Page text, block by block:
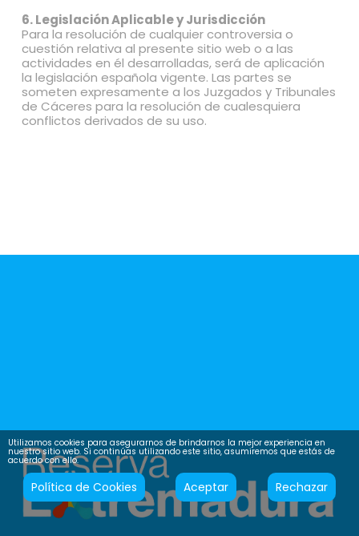
6. Legislación Aplicable y Jurisdicción
Para la resolución de cualquier controversia o
cuestión relativa al presente sitio web o a las
actividades en él desarrolladas, será de aplicación
la legislación española vigente. Las partes se
someten expresamente a los Juzgados y Tribunales
de Cáceres para la resolución de cualesquiera
conflictos derivados de su uso.
Utilizamos cookies para asegurarnos de brindarnos la mejor experiencia en
nuestro sitio web. Si continúas utilizando este sitio, asumiremos que estás de
acuerdo con ello.
Política de Cookies Aceptar Rechazar